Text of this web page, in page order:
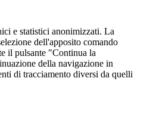
e statistici anonimizzati. La
dell'apposito comando
il pulsante "Continua la
della navigazione in
di tracciamento diversi da quelli